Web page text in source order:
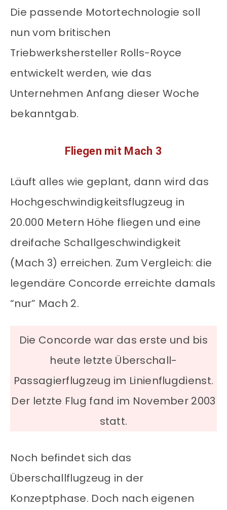
Die passende Motortechnologie soll
nun vom britischen
Triebwerkshersteller Rolls-Royce
entwickelt werden, wie das
Unternehmen Anfang dieser Woche
bekanntgab.
Fliegen mit Mach 3
Läuft alles wie geplant, dann wird das
Hochgeschwindigkeitsflugzeug in
20.000 Metern Höhe fliegen und eine
dreifache Schallgeschwindigkeit
(Mach 3) erreichen. Zum Vergleich: die
legendäre Concorde erreichte damals
“nur” Mach 2.
Die Concorde war das erste und bis
heute letzte Überschall-
Passagierflugzeug im Linienflugdienst.
Der letzte Flug fand im November 2003
statt.
Noch befindet sich das
Überschallflugzeug in der
Konzeptphase. Doch nach eigenen